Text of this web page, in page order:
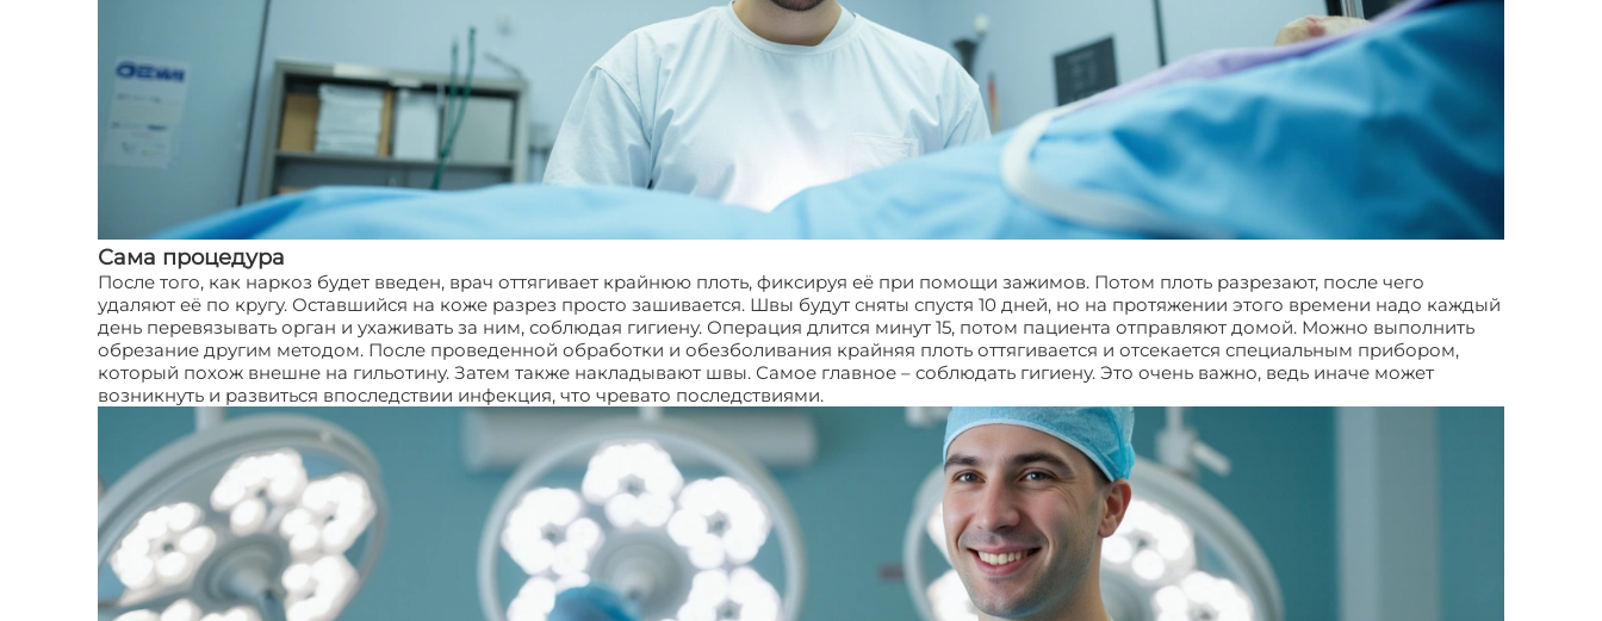
Сама процедура
После того, как наркоз будет введен, врач оттягивает крайнюю плоть, фиксируя её при помощи зажимов. Потом плоть разрезают, после чего
удаляют её по кругу. Оставшийся на коже разрез просто зашивается. Швы будут сняты спустя 10 дней, но на протяжении этого времени надо каждый
день перевязывать орган и ухаживать за ним, соблюдая гигиену. Операция длится минут 15, потом пациента отправляют домой. Можно выполнить
обрезание другим методом. После проведенной обработки и обезболивания крайняя плоть оттягивается и отсекается специальным прибором,
который похож внешне на гильотину. Затем также накладывают швы. Самое главное – соблюдать гигиену. Это очень важно, ведь иначе может
возникнуть и развиться впоследствии инфекция, что чревато последствиями.